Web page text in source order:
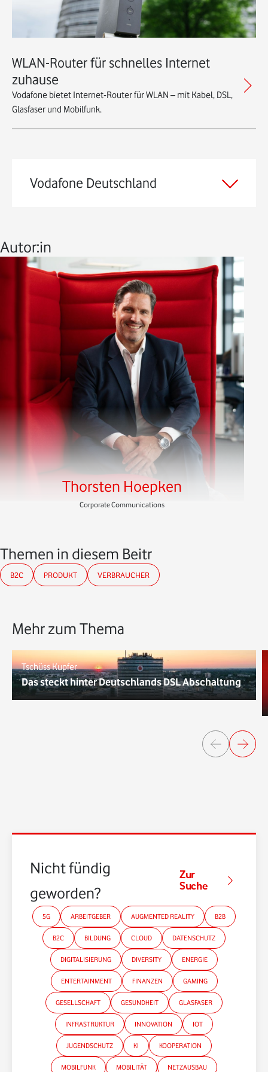
WLAN-Router für schnelles Internet
zuhause
Vodafone bietet Internet-Router für WLAN – mit Kabel, DSL,
Glasfaser und Mobilfunk.
Vodafone Deutschland
Autor:in
Thorsten Hoepken
Corporate Communications
Themen in diesem Beitrag
B2C PRODUKT VERBRAUCHER
Mehr zum Thema
Tschüss Kupfer
Das steckt hinter Deutschlands DSL Abschaltung
Nicht fündig
geworden?
Zur
Suche
5G ARBEITGEBER AUGMENTED REALITY B2B
B2C BILDUNG CLOUD DATENSCHUTZ
DIGITALISIERUNG DIVERSITY ENERGIE
ENTERTAINMENT FINANZEN GAMING
GESELLSCHAFT GESUNDHEIT GLASFASER
INFRASTRUKTUR INNOVATION IOT
JUGENDSCHUTZ KI KOOPERATION
MOBILFUNK MOBILITÄT NETZAUSBAU